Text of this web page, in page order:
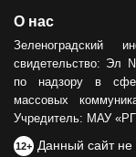
О нас
Зеленоградский
свидетельство: Эл
по надзору в
массовых
Учредитель: МАУ «РГ
12+ Данный сайт